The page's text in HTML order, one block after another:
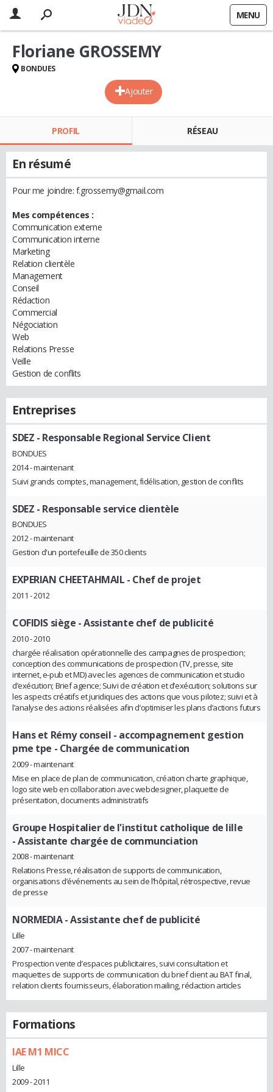
MENU
Ajouter
Floriane GROSSEMY
BONDUES
PROFIL RÉSEAU
En résumé
Pour me joindre: f.grossemy@gmail.com
Mes compétences :
Communication externe
Communication interne
Marketing
Relation clientèle
Management
Conseil
Rédaction
Commercial
Négociation
Web
Relations Presse
Veille
Gestion de conflits
Entreprises
SDEZ - Responsable Regional Service Client
BONDUES
2014 - maintenant
Suivi grands comptes, management, fidélisation, gestion de conflits
SDEZ - Responsable service clientèle
BONDUES
2012 - maintenant
Gestion d'un portefeuille de 350 clients
EXPERIAN CHEETAHMAIL - Chef de projet
2011 - 2012
COFIDIS siège - Assistante chef de publicité
2010 - 2010
chargée réalisation opérationnelle des campagnes de prospection;
conception des communications de prospection (TV, presse, site
internet, e-pub et MD) avec les agences de communication et studio
d’exécution; Brief agence; Suivi de création et d’exécution; solutions sur
les aspects créatifs et juridiques des actions que vous pilotez; suivi et à
l’analyse des actions réalisées afin d’optimiser les plans d’actions futurs
Hans et Rémy conseil - accompagnement gestion
pme tpe - Chargée de communication
2009 - maintenant
Mise en place de plan de communication, création charte graphique,
logo site web en collaboration avec webdesigner, plaquette de
présentation, documents administratifs
Groupe Hospitalier de l'institut catholique de lille
- Assistante chargée de communciation
2008 - maintenant
Relations Presse, réalisation de supports de communication,
organisations d’événements au sein de l’hôpital, rétrospective, revue
de presse
NORMEDIA- Assistante chef de publicité
Lille
2007 - maintenant
Prospection vente d’espaces publicitaires, suivi consultation et
maquettes de supports de communication du brief client au BAT final,
relation clients fournisseurs, élaboration mailing, rédaction articles
Formations
IAE M1 MICC
Lille
2009 - 2011